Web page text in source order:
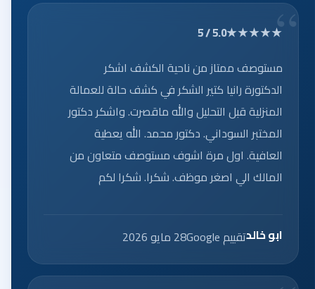
★★★★★
5.0 / 5
مستوصف ممتاز من ناحية الكشف اشكر
الدكتورة رانيا كتير الشكر في كشف حالة للعمالة
المنزلية قبل التحليل والله ماقصرت. واشكر دكتور
المختبر السوداني. دكتور محمد. الله يعطية
العافية. اول مرة اشوف مستوصف متعاون من
المالك الي اصغر موظف. شكرا. شكرا لكم
ابو خالدتقييم Google 28 مايو 2026